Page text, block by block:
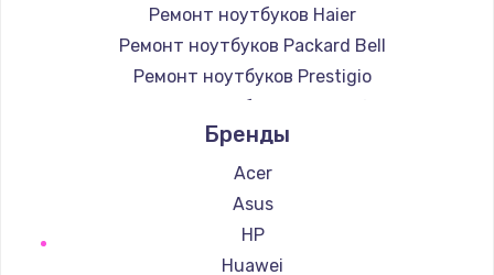
Ремонт ноутбуков Haier
Ремонт ноутбуков Packard Bell
Ремонт ноутбуков Prestigio
Ремонт ноутбуков Microsoft
Ремонт ноутбуков Alienware
Ремонт ноутбуков Aquarius
Ремонт ноутбуков Gigabyte
Ремонт ноутбуков Aorus
Ремонт ноутбуков Maibenben
Бренды
Acer
Asus
HP
Huawei